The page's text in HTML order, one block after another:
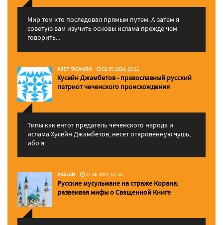
Мир тем кто последовал прямым путем. А затем я
советую вам изучить основы ислама прежде чем
говорить...
АЗЕР ГАСАНЛИ 02.09.2024, 19:12
Хусейн Джамбетов - православный русский
патриот чеченского происхождения
Типы как ентот предатель чеченского народа и
ислама Хусейн Джамбетов, несет откровенную чушь,
ибо я...
ARSLAN 11.06.2024, 02:50
Русские мусульмане на страже Корана:
pазвеивая мифы о Священной Книге